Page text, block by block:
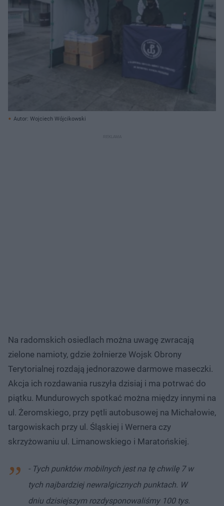
Autor: Wojciech Wójcikowski
Na radomskich osiedlach można uwagę zwracają
zielone namioty, gdzie żołnierze Wojsk Obrony
Terytorialnej rozdają jednorazowe darmowe maseczki.
Akcja ich rozdawania ruszyła dzisiaj i ma potrwać do
piątku. Mundurowych spotkać można między innymi na
ul. Żeromskiego, przy pętli autobusowej na Michałowie,
targowiskach przy ul. Śląskiej i Wernera czy
skrzyżowaniu ul. Limanowskiego i Maratońskiej.
- Tych punktów mobilnych jest na tę chwilę 7 w
tych najbardziej newralgicznych punktach. W
dniu dzisiejszym rozdysponowaliśmy 100 tys.